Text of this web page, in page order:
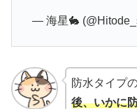
— 海星🐇
防水タイプ
後、いかに